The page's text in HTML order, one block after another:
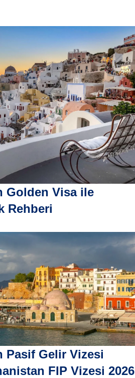
Golden Visa ile
Rehberi
Pasif Gelir Vizesi
FIP Vizesi 2026